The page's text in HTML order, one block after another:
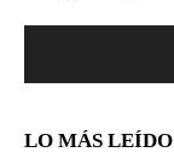
LO MÁS LEÍDO